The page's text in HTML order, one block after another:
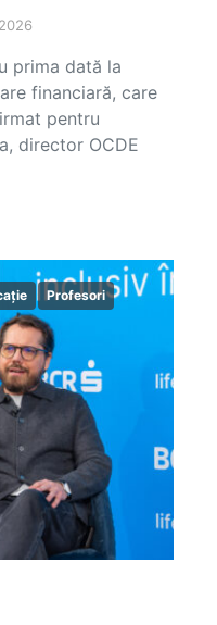
prima dată la
financiară, care
pentru
director OCDE
Profesori